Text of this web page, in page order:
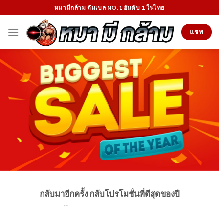
to
content
หมามีกล้าม ดัมเบล NO.1 อันดับ 1 ในไทย
แชท
กลับมาอีกครั้ง กลับโปรโมชั่นที่ดีสุดของปี